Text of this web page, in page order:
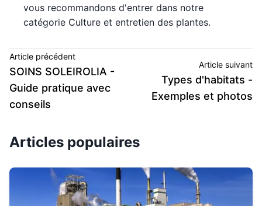
vous recommandons d'entrer dans notre
catégorie Culture et entretien des plantes.
Article précédent
SOINS SOLEIROLIA -
Guide pratique avec
conseils
Article suivant
Types d'habitats -
Exemples et photos
Articles populaires